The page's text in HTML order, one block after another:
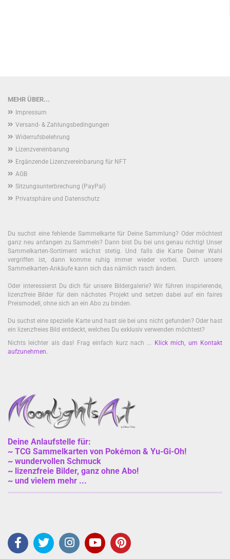
MEHR ÜBER...
Impressum
Versand- & Zahlungsbedingungen
Widerrufsbelehrung
Lizenzvereinbarung
Ergänzende Lizenzvereinbarung für NFT
AGB
Sitzungsunterbrechung (PayPal)
Privatsphäre und Datenschutz
Du suchst eine fehlende Sammelkarte für Deine Sammlung? Oder möchtest
ganz neu anfangen zu Sammeln? Dann bist Du bei uns genau richtig! Unser
Sammelkarten-Sortiment wächst stetig. Und falls die Karte Deiner Wahl
vergriffen ist, dann komme ruhig immer wieder vorbei. Durch unsere
Sammelkarten-Ankäufe kann sich das nämlich rasch ändern.
Oder interessierst Du dich für unsere Bildergalerie? Wir führen inspirierende,
lizenzfreie Bilder für dein nächstes Projekt und setzen dabei auf ein faires
Preismodell, ohne sich an ein Abo zu binden.
Du suchst eine spezielle Karte und hast sie bei uns nicht gefunden? Oder hast
ein lizenzfreies Bild entdeckt, welches Du exklusiv verwenden möchtest?
Nichts leichter als das! Frag einfach kurz nach ...
Klick mich, um Kontakt
aufzunehmen.
Deine Anlaufstelle für:
~ TCG Sammelkarten von Pokémon & Yu-Gi-Oh!
~ wundervollen Schmuck
~ lizenzfreie Bilder, ganz ohne Abo!
~ und vielem mehr ...